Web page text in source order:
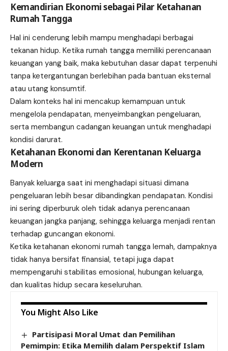
Kemandirian Ekonomi sebagai Pilar Ketahanan
Rumah Tangga
Hal ini cenderung lebih mampu menghadapi berbagai
tekanan hidup. Ketika rumah tangga memiliki perencanaan
keuangan yang baik, maka kebutuhan dasar dapat terpenuhi
tanpa ketergantungan berlebihan pada bantuan eksternal
atau utang konsumtif.
Dalam konteks hal ini mencakup kemampuan untuk
mengelola pendapatan, menyeimbangkan pengeluaran,
serta membangun cadangan keuangan untuk menghadapi
kondisi darurat.
Ketahanan Ekonomi dan Kerentanan Keluarga
Modern
Banyak keluarga saat ini menghadapi situasi dimana
pengeluaran lebih besar dibandingkan pendapatan. Kondisi
ini sering diperburuk oleh tidak adanya perencanaan
keuangan jangka panjang, sehingga keluarga menjadi rentan
terhadap guncangan ekonomi.
Ketika ketahanan ekonomi rumah tangga lemah, dampaknya
tidak hanya bersifat finansial, tetapi juga dapat
mempengaruhi stabilitas emosional, hubungan keluarga,
dan kualitas hidup secara keseluruhan.
You Might Also Like
Partisipasi Moral Umat dan Pemilihan
Pemimpin: Etika Memilih dalam Perspektif Islam